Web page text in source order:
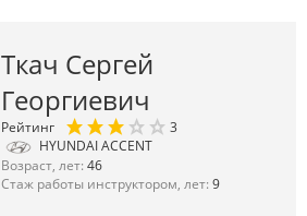
Ткач Сергей
Георгиевич
Рейтинг
3
HYUNDAI ACCENT
Возраст, лет: 46
Стаж работы инструктором, лет: 9